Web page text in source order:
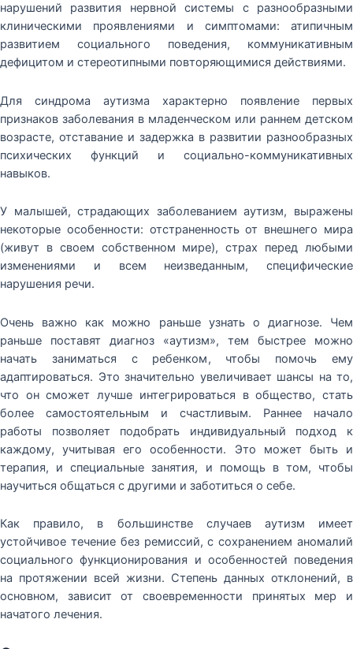
нарушений развития нервной системы с разнообразными
клиническими проявлениями и симптомами: атипичным
развитием социального поведения, коммуникативным
дефицитом и стереотипными повторяющимися действиями.
Для синдрома аутизма характерно появление первых
признаков заболевания в младенческом или раннем детском
возрасте, отставание и задержка в развитии разнообразных
психических функций и социально-коммуникативных
навыков.
У малышей, страдающих заболеванием аутизм, выражены
некоторые особенности: отстраненность от внешнего мира
(живут в своем собственном мире), страх перед любыми
изменениями и всем неизведанным, специфические
нарушения речи.
Очень важно как можно раньше узнать о диагнозе. Чем
раньше поставят диагноз «аутизм», тем быстрее можно
начать заниматься с ребенком, чтобы помочь ему
адаптироваться. Это значительно увеличивает шансы на то,
что он сможет лучше интегрироваться в общество, стать
более самостоятельным и счастливым. Раннее начало
работы позволяет подобрать индивидуальный подход к
каждому, учитывая его особенности. Это может быть и
терапия, и специальные занятия, и помощь в том, чтобы
научиться общаться с другими и заботиться о себе.
Как правило, в большинстве случаев аутизм имеет
устойчивое течение без ремиссий, с сохранением аномалий
социального функционирования и особенностей поведения
на протяжении всей жизни. Степень данных отклонений, в
основном, зависит от своевременности принятых мер и
начатого лечения.